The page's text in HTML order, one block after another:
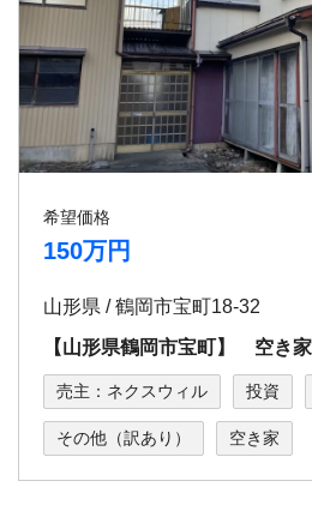
希望価格
150万円
山形県 / 鶴岡市宝町18-32
【山形県鶴岡市宝町】 空き家
売主：ネクスウィル 投資
その他（訳あり） 空き家